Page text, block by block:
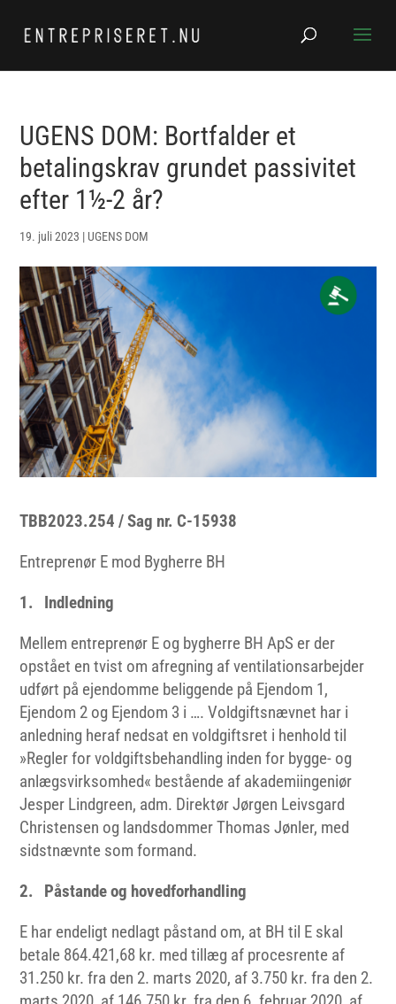
UGENS DOM: Bortfalder et
betalingskrav grundet passivitet
efter 1½-2 år?
19. juli 2023 | UGENS DOM
TBB2023.254 / Sag nr. C-15938
Entreprenør E mod Bygherre BH
1. Indledning
Mellem entreprenør E og bygherre BH ApS er der
opstået en tvist om afregning af ventilationsarbejder
udført på ejendomme beliggende på Ejendom 1,
Ejendom 2 og Ejendom 3 i …. Voldgiftsnævnet har i
anledning heraf nedsat en voldgiftsret i henhold til
»Regler for voldgiftsbehandling inden for bygge- og
anlægsvirksomhed« bestående af akademiingeniør
Jesper Lindgreen, adm. Direktør Jørgen Leivsgard
Christensen og landsdommer Thomas Jønler, med
sidstnævnte som formand.
2. Påstande og hovedforhandling
E har endeligt nedlagt påstand om, at BH til E skal
betale 864.421,68 kr. med tillæg af procesrente af
31.250 kr. fra den 2. marts 2020, af 3.750 kr. fra den 2.